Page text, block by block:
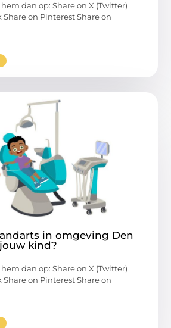
dan op: Share on X (Twitter)
Share on Pinterest Share on
in omgeving Den
kind?
dan op: Share on X (Twitter)
Share on Pinterest Share on